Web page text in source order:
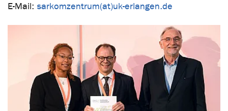
E-Mail: sarkomzentrum(at)uk-erlangen.de